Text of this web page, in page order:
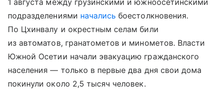
1 августа между грузинскими и южноосетинскими
подразделениями начались боестолкновения.
По Цхинвалу и окрестным селам били
из автоматов, гранатометов и минометов. Власти
Южной Осетии начали эвакуацию гражданского
населения — только в первые два дня свои дома
покинули около 2,5 тысяч человек.